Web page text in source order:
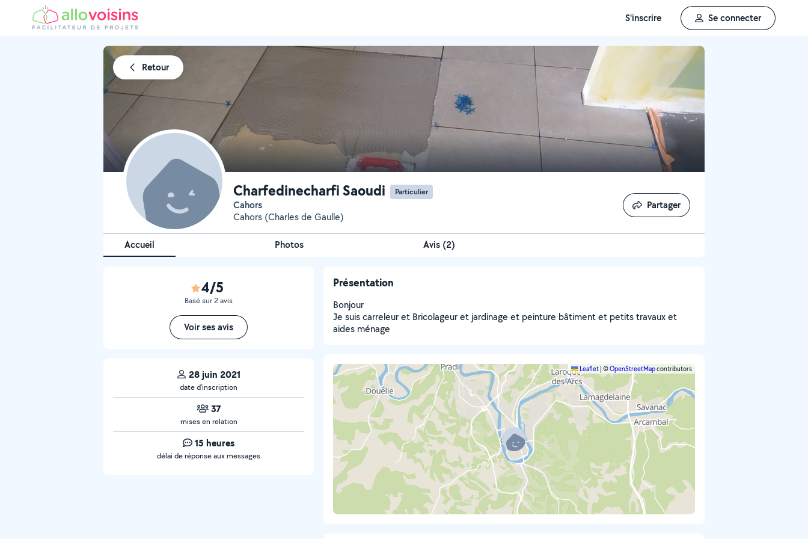
S'inscrire Se connecter
Retour
Charfedinecharfi Saoudi Particulier
Cahors
Cahors (Charles de Gaulle)
Partager
Partager
Accueil Photos Avis (2)
4/5
Basé sur 2 avis
Voir ses avis
28 juin 2021
date d’inscription
37
mises en relation
15 heures
délai de réponse aux messages
Présentation
Bonjour
Je suis carreleur et Bricolageur et jardinage et peinture bâtiment et petits travaux et
aides ménage
Leaflet ©OpenStreetMapcontributors